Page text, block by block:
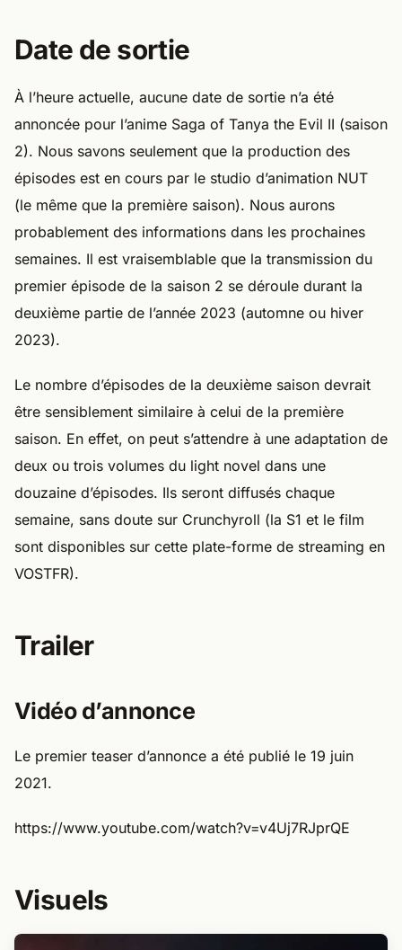
Date de sortie
À l’heure actuelle, aucune date de sortie n’a été
annoncée pour l’anime Saga of Tanya the Evil II (saison
2). Nous savons seulement que la production des
épisodes est en cours par le studio d’animation NUT
(le même que la première saison). Nous aurons
probablement des informations dans les prochaines
semaines. Il est vraisemblable que la transmission du
premier épisode de la saison 2 se déroule durant la
deuxième partie de l’année 2023 (automne ou hiver
2023).
Le nombre d’épisodes de la deuxième saison devrait
être sensiblement similaire à celui de la première
saison. En effet, on peut s’attendre à une adaptation de
deux ou trois volumes du light novel dans une
douzaine d’épisodes. Ils seront diffusés chaque
semaine, sans doute sur Crunchyroll (la S1 et le film
sont disponibles sur cette plate-forme de streaming en
VOSTFR).
Trailer
Vidéo d’annonce
Le premier teaser d’annonce a été publié le 19 juin
2021.
https://www.youtube.com/watch?v=v4Uj7RJprQE
Visuels